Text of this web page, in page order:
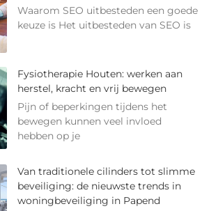
Waarom SEO uitbesteden een goede
keuze is Het uitbesteden van SEO is
Fysiotherapie Houten: werken aan
herstel, kracht en vrij bewegen
Pijn of beperkingen tijdens het
bewegen kunnen veel invloed
hebben op je
Van traditionele cilinders tot slimme
beveiliging: de nieuwste trends in
woningbeveiliging in Papend